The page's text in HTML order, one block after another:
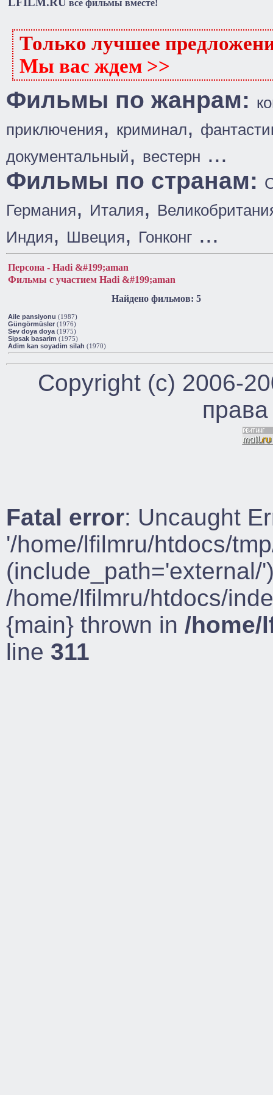
все фильмы вместе!
Только лучшее
Мы вас ждем >>
Фильмы по жанрам:
приключения, криминал,
документальный, вестерн ...
Фильмы по странам:
Германия, Италия,
Индия, Швеция, Гонконг ...
Персона - Hadi &#199;aman
Фильмы с участием Hadi &#199;aman
Найдено фильмов: 5
Aile pansiyonu (1987)
Güngörmüsler (1976)
Sev doya doya (1975)
Sipsak basarim (1975)
Adim kan soyadim silah (1970)
Copyright (c) 2006-
Fatal error: Uncaught
'/home/lfilmru/htdocs/
(include_path='external/
/home/lfilmru/htdocs/
{main} thrown in /home/
line 311